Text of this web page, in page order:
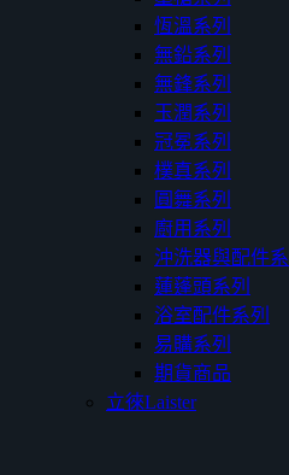
恆溫系列
無鉛系列
無鋒系列
玉潤系列
冠冕系列
樸真系列
圓舞系列
廚用系列
沖洗器與配件系
蓮蓬頭系列
浴室配件系列
易購系列
期貨商品
立徠Laister